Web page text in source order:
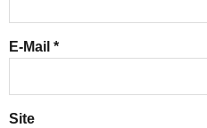
E-Mail *
Site